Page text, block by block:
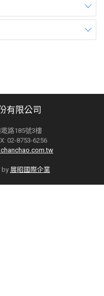
有限公司
路185號3樓
02-8753-6256
by 展昭國際企業